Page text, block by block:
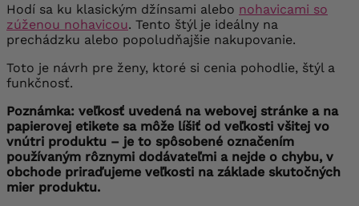
Hodí sa ku klasickým džínsami alebo nohavicami so
zúženou nohavicou. Tento štýl je ideálny na
prechádzku alebo popoludňajšie nakupovanie.
Toto je návrh pre ženy, ktoré si cenia pohodlie, štýl a
funkčnosť.
Poznámka: veľkosť uvedená na webovej stránke a na
papierovej etikete sa môže líšiť od veľkosti všitej vo
vnútri produktu – je to spôsobené označením
používaným rôznymi dodávateľmi a nejde o chybu, v
obchode priraďujeme veľkosti na základe skutočných
mier produktu.